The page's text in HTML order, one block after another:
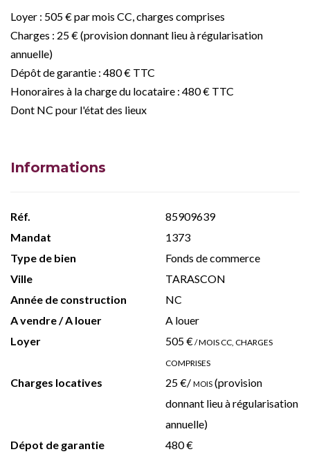
Loyer : 505 € par mois CC, charges comprises
Charges : 25 € (provision donnant lieu à régularisation
annuelle)
Dépôt de garantie : 480 € TTC
Honoraires à la charge du locataire : 480 € TTC
Dont NC pour l'état des lieux
Informations
Réf.
85909639
Mandat
1373
Type de bien
Fonds de commerce
Ville
TARASCON
Année de construction
NC
A vendre / A louer
A louer
Loyer
505 €/ MOIS CC, CHARGES
COMPRISES
Charges locatives 25 €/mois(provision
donnant lieu à régularisation
annuelle)
Dépot de garantie
480 €